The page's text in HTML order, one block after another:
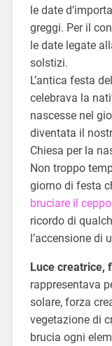
le date
greggi. Per il
le date legate
solstizi.
L’antica festa
celebrava la
nascesse nel
diventata il
Chiesa per la
Non troppo
giorno di festa
bruciare il ceppo
ricordo di
l’accensione di
Luce creatrice,
rappresentava
solare, forza
vegetazione di
brucia ogni